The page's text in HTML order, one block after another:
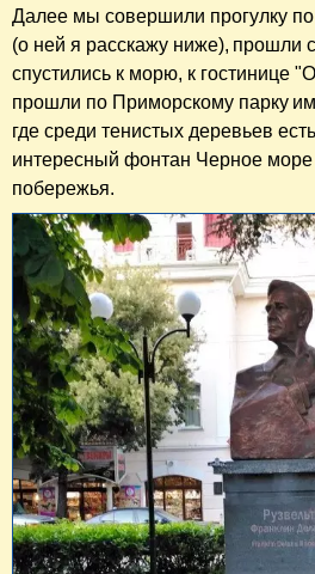
Далее мы совершили прогулку
(о ней я расскажу ниже), прошли
спустились к морю, к гостинице
прошли по Приморскому парку
где среди тенистых деревьев
интересный фонтан Черное море
побережья.